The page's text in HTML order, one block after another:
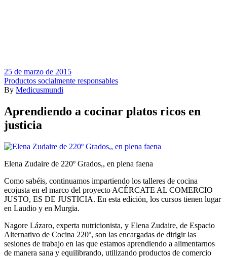
25 de marzo de 2015
Productos socialmente responsables
By Medicusmundi
Aprendiendo a cocinar platos ricos en
justicia
Elena Zudaire de 220º Grados,, en plena faena
Como sabéis, continuamos impartiendo los talleres de cocina
ecojusta en el marco del proyecto ACÉRCATE AL COMERCIO
JUSTO, ES DE JUSTICIA. En esta edición, los cursos tienen lugar
en Laudio y en Murgia.
Nagore Lázaro, experta nutricionista, y Elena Zudaire, de Espacio
Alternativo de Cocina 220º, son las encargadas de dirigir las
sesiones de trabajo en las que estamos aprendiendo a alimentarnos
de manera sana y equilibrando, utilizando productos de comercio